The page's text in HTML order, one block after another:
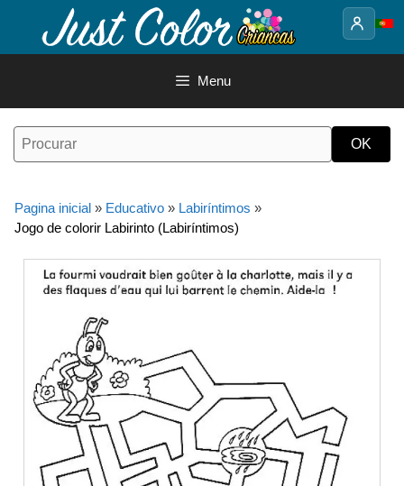
o
Menu
Pagina inicial » Educativo » Labiríntimos »
Jogo de colorir Labirinto (Labiríntimos)